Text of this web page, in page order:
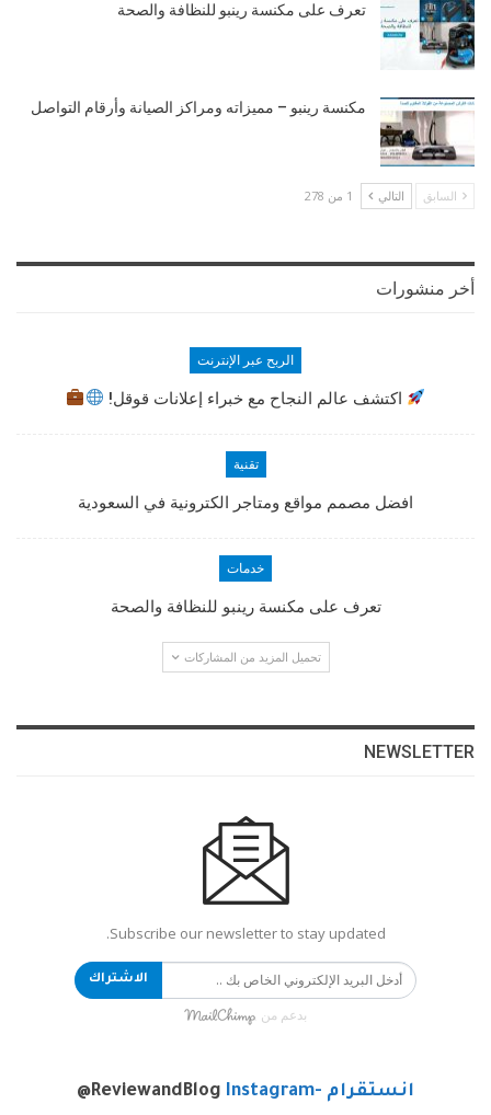
تعرف على مكنسة رينبو للنظافة والصحة
مكنسة رينبو – مميزاته ومراكز الصيانة وأرقام التواصل
السابق التالي 1 من 278
أخر منشورات
الربح عبر الإنترنت
اكتشف عالم النجاح مع خبراء إعلانات قوقل!
تقنية
افضل مصمم مواقع ومتاجر الكترونية في السعودية
خدمات
تعرف على مكنسة رينبو للنظافة والصحة
تحميل المزيد من المشاركات
NEWSLETTER
Subscribe our newsletter to stay updated.
الاشتراك
بدعم من
انستقرام -Instagram @ReviewandBlog